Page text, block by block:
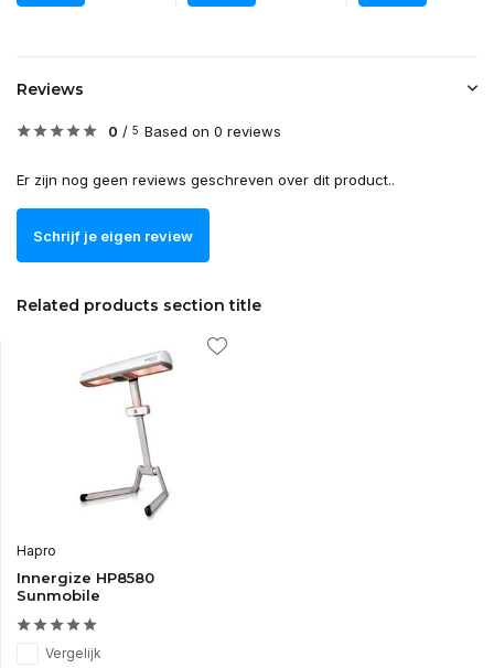
Reviews
0 / 5 Based on 0 reviews
Er zijn nog geen reviews geschreven over dit product..
Schrijf je eigen review
Related products section title
Hapro
Innergize HP8580
Sunmobile
Vergelijk